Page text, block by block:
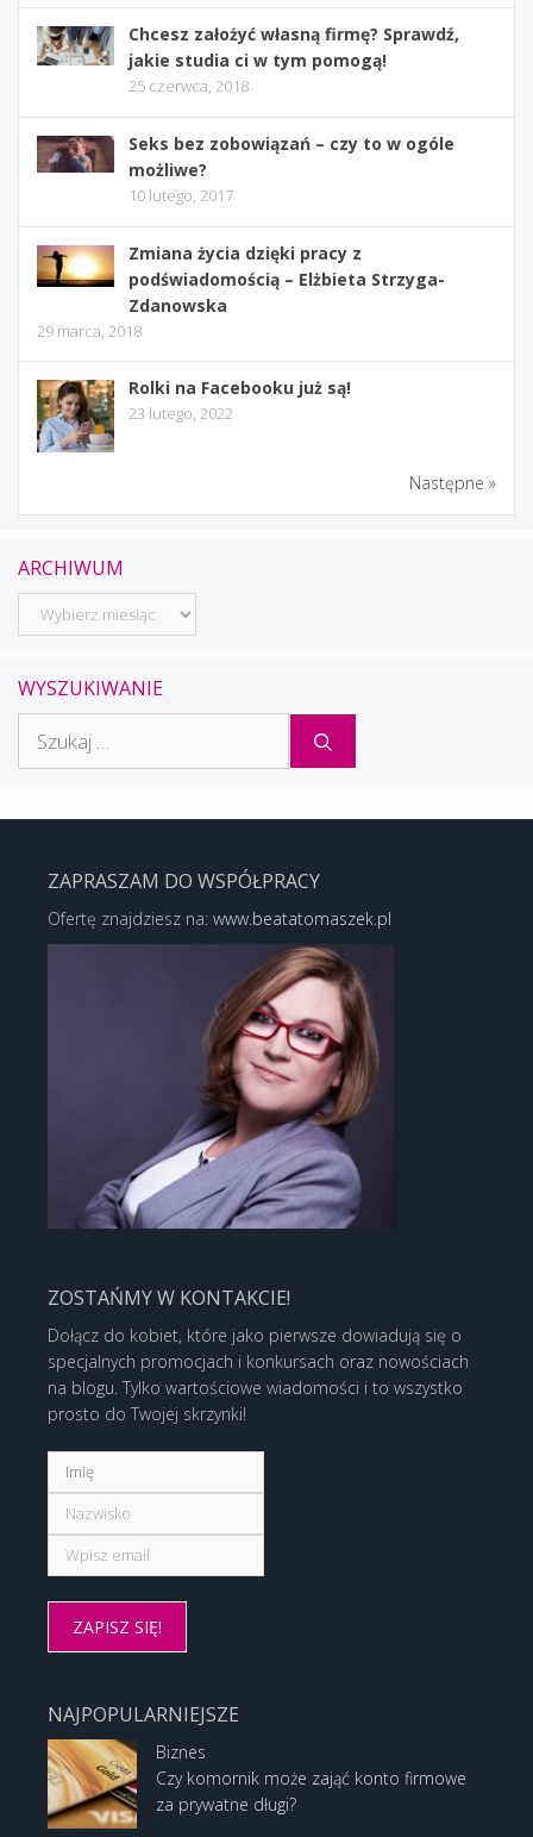
Chcesz założyć własną firmę? Sprawdź,
jakie studia ci w tym pomogą!
25 czerwca, 2018
Seks bez zobowiązań – czy to w ogóle
możliwe?
10 lutego, 2017
Zmiana życia dzięki pracy z
podświadomością – Elżbieta Strzyga-
Zdanowska
29 marca, 2018
Rolki na Facebooku już są!
23 lutego, 2022
Następne »
ARCHIWUM
Archiwum
WYSZUKIWANIE
ZAPRASZAM DO WSPÓŁPRACY
Ofertę znajdziesz na: www.beatatomaszek.pl
ZOSTAŃMY W KONTAKCIE!
Dołącz do kobiet, które jako pierwsze dowiadują się o
specjalnych promocjach i konkursach oraz nowościach
na blogu. Tylko wartościowe wiadomości i to wszystko
prosto do Twojej skrzynki!
NAJPOPULARNIEJSZE
Biznes
Czy komornik może zająć konto firmowe
za prywatne długi?